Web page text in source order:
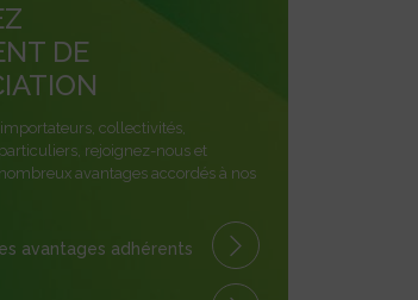
DE
collectivités,
rejoignez-nous et
avantages accordés à nos
avantages adhérents